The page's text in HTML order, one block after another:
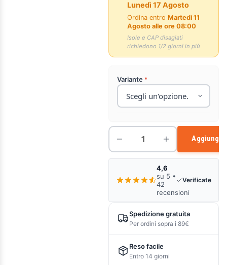
Lunedì 17 Agosto
Ordina entroMartedì 11
Agosto alle ore 08:00
Isole e CAP disagiati
richiedono 1/2 giorni in più
Variante
Aggiungi
4,6
su 5 •
42
recensioni
Verificate
Spedizione gratuita
Per ordini sopra i 89€
Reso facile
Entro 14 giorni